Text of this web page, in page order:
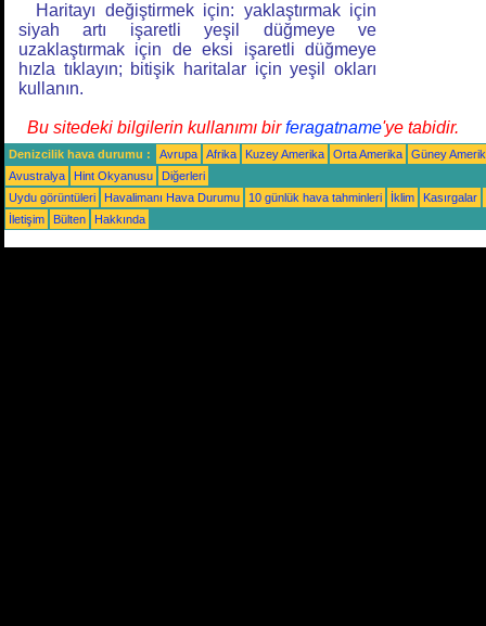
Haritayı değiştirmek için: yaklaştırmak için
siyah artı işaretli yeşil düğmeye ve
uzaklaştırmak için de eksi işaretli düğmeye
hızla tıklayın; bitişik haritalar için yeşil okları
kullanın.
Bu sitedeki bilgilerin kullanımı birferagatname'ye tabidir.
Denizcilik hava durumu : Avrupa Afrika Kuzey Amerika Orta Amerika
Güney
Avustralya
Hint Okyanusu
Diğerleri
Uydu görüntüleri
Havalimanı Hava Durumu 10 günlük hava tahminleri İklim
Kasırgalar
İletişim
Bülten Hakkında